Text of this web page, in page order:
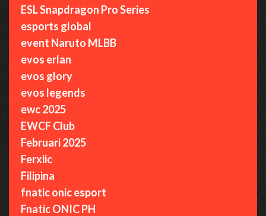
ESL Snapdragon Pro Series
esports global
event Naruto MLBB
evos erlan
evos glory
evos legends
ewc 2025
EWCF Club
Februari 2025
Ferxiic
Filipina
fnatic onic esport
Fnatic ONIC PH